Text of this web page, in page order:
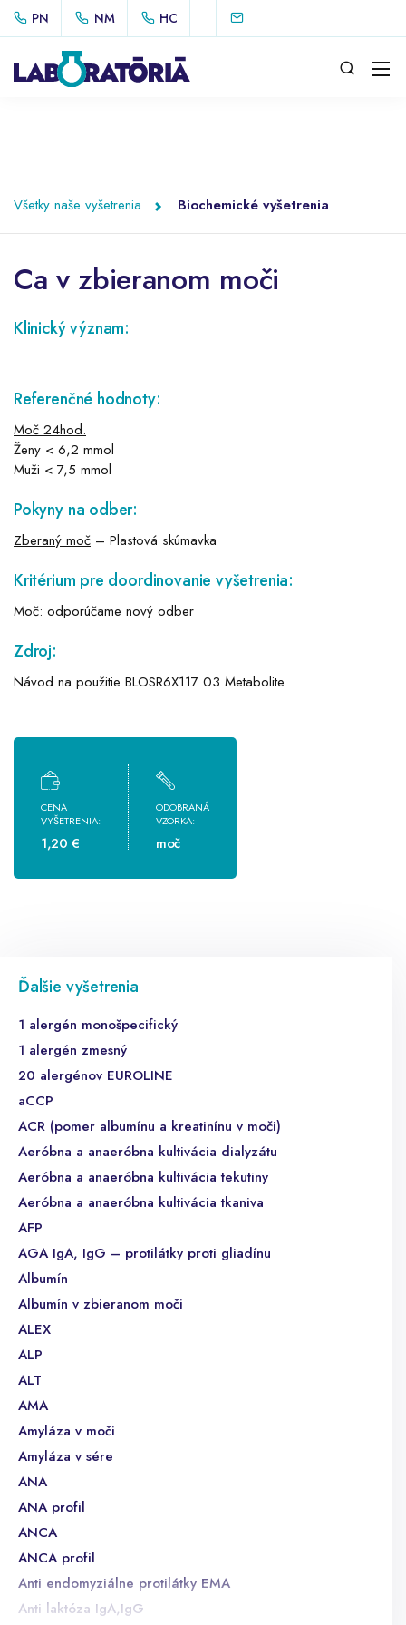
PN NM HC
Všetky naše vyšetrenia Biochemické vyšetrenia
Ca v zbieranom moči
Klinický význam:
Referenčné hodnoty:
Moč 24hod.
Ženy < 6,2 mmol
Muži < 7,5 mmol
Pokyny na odber:
Zberaný moč – Plastová skúmavka
Kritérium pre doordinovanie vyšetrenia:
Moč: odporúčame nový odber
Zdroj:
Návod na použitie BLOSR6X117 03 Metabolite
CENA
VYŠETRENIA:
1,20 €
ODOBRANÁ
VZORKA:
moč
Ďalšie vyšetrenia
1 alergén monošpecifický
1 alergén zmesný
20 alergénov EUROLINE
aCCP
ACR (pomer albumínu a kreatinínu v moči)
Aeróbna a anaeróbna kultivácia dialyzátu
Aeróbna a anaeróbna kultivácia tekutiny
Aeróbna a anaeróbna kultivácia tkaniva
AFP
AGA IgA, IgG – protilátky proti gliadínu
Albumín
Albumín v zbieranom moči
ALEX
ALP
ALT
AMA
Amyláza v moči
Amyláza v sére
ANA
ANA profil
ANCA
ANCA profil
Anti endomyziálne protilátky EMA
Anti laktóza IgA,IgG